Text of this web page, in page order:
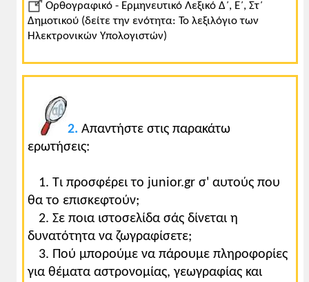
Ορθογραφικό - Ερμηνευτικό Λεξικό Δ΄, Ε΄, Στ΄
Δημοτικού (δείτε την ενότητα: Το λεξιλόγιο των
Ηλεκτρονικών Υπολογιστών)
2. Aπαντήστε στις παρακάτω
ερωτήσεις:
1. Τι προσφέρει το junior.gr σ' αυτούς που
θα το επισκεφτούν;
2. Σε ποια ιστοσελίδα σάς δίνεται η
δυνατότητα να ζωγραφίσετε;
3. Πού μπορούμε να πάρουμε πληροφορίες
για θέματα αστρονομίας, γεωγραφίας και